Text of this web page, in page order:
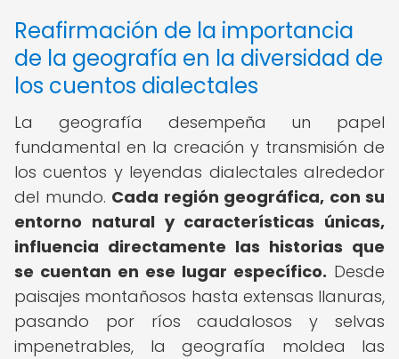
Reafirmación de la importancia
de la geografía en la diversidad de
los cuentos dialectales
La geografía desempeña un papel
fundamental en la creación y transmisión de
los cuentos y leyendas dialectales alrededor
del mundo. Cada región geográfica, con su
entorno natural y características únicas,
influencia directamente las historias que
se cuentan en ese lugar específico. Desde
paisajes montañosos hasta extensas llanuras,
pasando por ríos caudalosos y selvas
impenetrables, la geografía moldea las